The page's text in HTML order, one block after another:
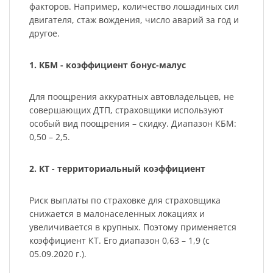
факторов. Например, количество лошадиных сил
двигателя, стаж вождения, число аварий за год и
другое.
1. КБМ - коэффициент бонус-малус
Для поощрения аккуратных автовладельцев, не
совершающих ДТП, страховщики используют
особый вид поощрения – скидку. Диапазон КБМ:
0,50 – 2,5.
2. КТ - территориальный коэффициент
Риск выплаты по страховке для страховщика
снижается в малонаселенных локациях и
увеличивается в крупных. Поэтому применяется
коэффициент КТ. Его диапазон 0,63 – 1,9 (с
05.09.2020 г.).